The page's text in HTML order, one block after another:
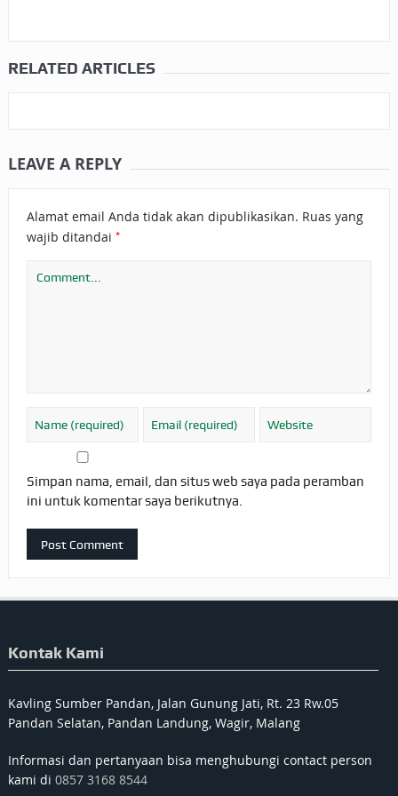
RELATED ARTICLES
LEAVE A REPLY
Alamat email Anda tidak akan dipublikasikan. Ruas yang
wajib ditandai *
Simpan nama, email, dan situs web saya pada peramban
ini untuk komentar saya berikutnya.
Kontak Kami
Kavling Sumber Pandan, Jalan Gunung Jati, Rt. 23 Rw.05
Pandan Selatan, Pandan Landung, Wagir, Malang
Informasi dan pertanyaan bisa menghubungi contact person
kami di 0857 3168 8544